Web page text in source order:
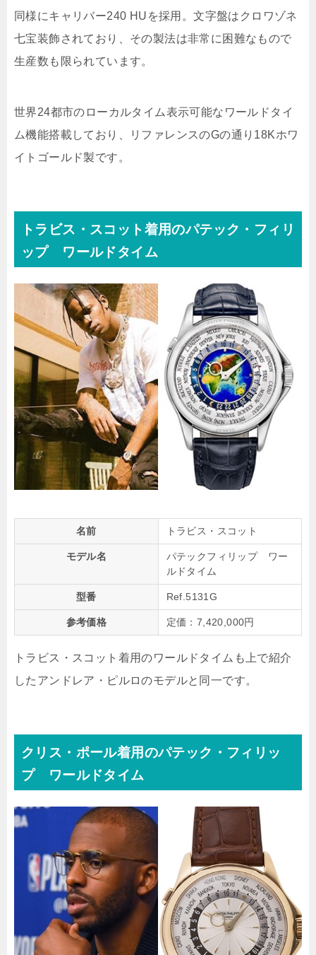
同様にキャリバー240 HUを採用。文字盤はクロワゾネ
七宝装飾されており、その製法は非常に困難なもので
生産数も限られています。
世界24都市のローカルタイム表示可能なワールドタイ
ム機能搭載しており、リファレンスのGの通り18Kホワ
イトゴールド製です。
トラビス・スコット着用のパテック・フィリ
ップ ワールドタイム
名前 トラビス・スコット
モデル名
パテックフィリップ ワー
ルドタイム
型番 Ref.5131G
参考価格 定価：7,420,000円
トラビス・スコット着用のワールドタイムも上で紹介
したアンドレア・ピルロのモデルと同一です。
クリス・ポール着用のパテック・フィリッ
プ ワールドタイム